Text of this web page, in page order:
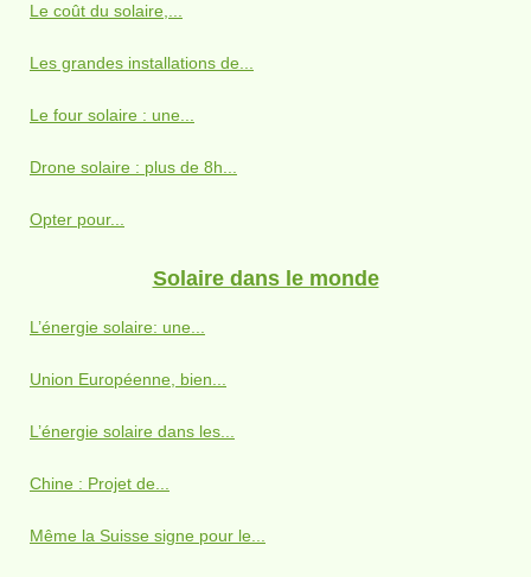
Le coût du solaire,...
Les grandes installations de...
Le four solaire : une...
Drone solaire : plus de 8h...
Opter pour...
Solaire dans le monde
L’énergie solaire: une...
Union Européenne, bien...
L’énergie solaire dans les...
Chine : Projet de...
Même la Suisse signe pour le...